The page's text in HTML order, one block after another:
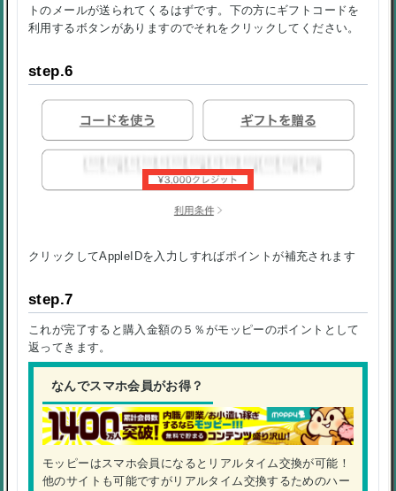
トのメールが送られてくるはずです。下の方にギフトコードを
利用するボタンがありますのでそれをクリックしてください。
step.6
クリックしてAppleIDを入力しすればポイントが補充されます
step.7
これが完了すると購入金額の５％がモッピーのポイントとして
返ってきます。
なんでスマホ会員がお得？
モッピーはスマホ会員になるとリアルタイム交換が可能！
他のサイトも可能ですがリアルタイム交換するためのハー